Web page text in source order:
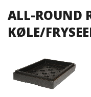
ALL-ROUND
KØLE/